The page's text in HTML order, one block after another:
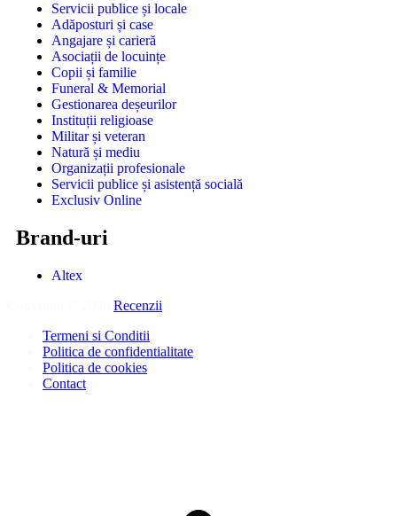
Servicii publice și locale
Adăposturi și case
Angajare și carieră
Asociații de locuințe
Copii și familie
Funeral & Memorial
Gestionarea deșeurilor
Instituții religioase
Militar și veteran
Natură și mediu
Organizații profesionale
Servicii publice și asistență socială
Exclusiv Online
Brand-uri
Altex
Recenzii
Termeni si Conditii
Politica de confidentialitate
Politica de cookies
Contact